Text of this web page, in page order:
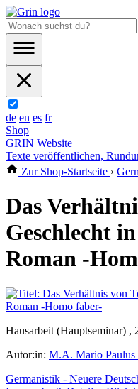
de en es fr
Shop
GRIN Website
Texte veröffentlichen,
Zur Shop-Startseite ›
Das
Geschlecht
Roman -
Hausarbeit (Hauptseminar) ,
Autor:in: M.A. Mario
Germanistik - Neuere